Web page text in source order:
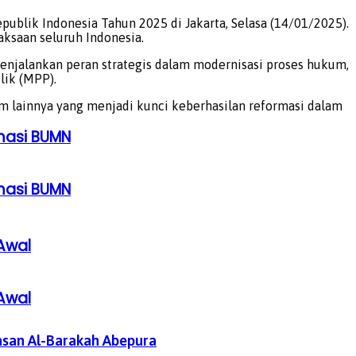
BUMN
BUMN
Indonesia Tahun 2025 di Jakarta, Selasa (14/01/2025).
seluruh Indonesia.
peran strategis dalam modernisasi proses hukum,
(MPP).
lainnya yang menjadi kunci keberhasilan reformasi dalam
Al-Barakah Abepura